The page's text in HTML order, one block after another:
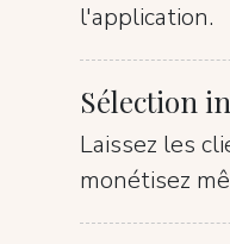
l'application.
Sélection
Laissez les
monétisez